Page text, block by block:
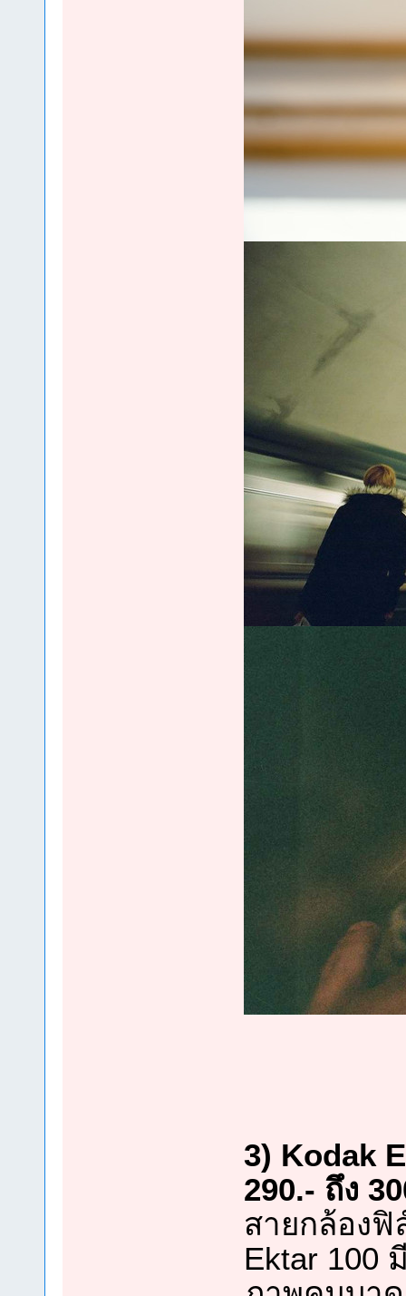
3) Kodak
290.- ถึง
สายกล้องฟิ
Ektar 100